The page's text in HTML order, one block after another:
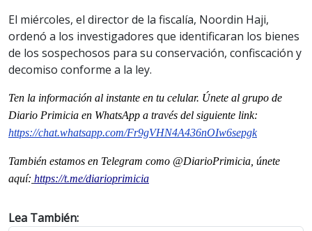
El miércoles, el director de la fiscalía, Noordin Haji,
ordenó a los investigadores que identificaran los bienes
de los sospechosos para su conservación, confiscación y
decomiso conforme a la ley.
Ten la información al instante en tu celular. Únete al grupo de
Diario Primicia en WhatsApp a través del siguiente link:
https://chat.whatsapp.com/Fr9gVHN4A436nOIw6sepgk
También estamos en Telegram como @DiarioPrimicia, únete
aquí: https://t.me/diarioprimicia
Lea También: